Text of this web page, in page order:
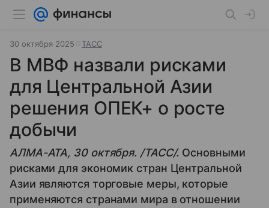
30 октября 2025 ТАСС
В МВФ назвали рисками
для Центральной Азии
решения ОПЕК+ о росте
добычи
АЛМА-АТА, 30 октября. /ТАСС/. Основными
рисками для экономик стран Центральной
Азии являются торговые меры, которые
применяются странами мира в отношении